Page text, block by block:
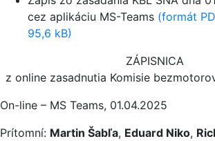
cez aplikáciu MS-Teams (formát
95,6 kB)
ZÁPISNICA
z online zasadnutia Komisie
On-line – MS Teams, 01.04.2025
Prítomní: Martin Šabľa, Eduard Niko,